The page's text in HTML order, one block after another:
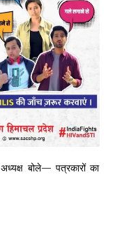
स्वतंत्र जांच की मांग, भाजपा
की राजनीति के खिलाफ कल
को घेरने की तैयारी
सीमा में 1 वर्ष की छूट आवेदन की
बोले— पत्रकारों का